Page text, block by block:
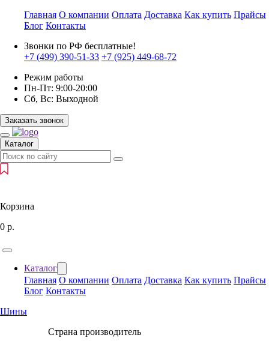
Главная О компании Оплата Доставка Как купить Прайсы
Блог Контакты
Звонки по РФ бесплатные!
+7 (499) 390-51-33 +7 (925) 449-68-72
Режим работы
Пн-Пт: 9:00-20:00
Сб, Вс: Выходной
Заказать звонок
Каталог
Корзина
0 р.
Каталог
Главная О компании Оплата Доставка Как купить Прайсы
Блог Контакты
Шины
Страна производитель